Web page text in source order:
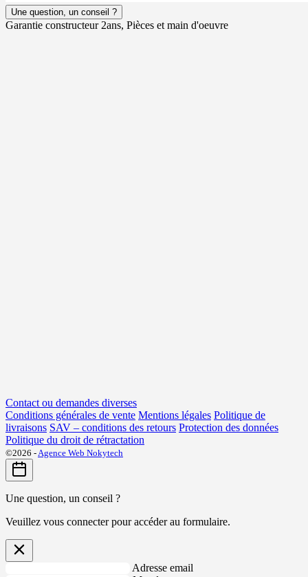
Une question, un conseil ?
Garantie constructeur 2ans, Pièces et main d'oeuvre
Contact ou demandes diverses
Conditions générales de vente Mentions légales Politique de
livraisons SAV – conditions des retours Protection des données
Politique du droit de rétractation
©2026 -Agence Web Nokytech
Une question, un conseil ?
Veuillez vous connecter pour accéder au formulaire.
Adresse email